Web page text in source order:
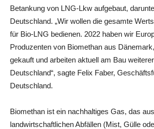
Betankung von LNG-Lkw aufgebaut,
Deutschland. „Wir wollen die gesamte
für Bio-LNG bedienen. 2022 haben wir
Produzenten von Biomethan aus
gekauft und arbeiten aktuell am Bau
Deutschland“, sagte Felix Faber,
Deutschland.
Biomethan ist ein nachhaltiges Gas, das aus
landwirtschaftlichen Abfällen (Mist, Gülle